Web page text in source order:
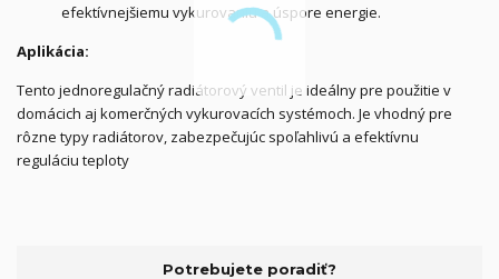
efektívnejšiemu vykurovaniu a úspore energie.
Aplikácia:
Tento jednoregulačný radiátorový ventil je ideálny pre použitie v
domácich aj komerčných vykurovacích systémoch. Je vhodný pre
rôzne typy radiátorov, zabezpečujúc spoľahlivú a efektívnu
reguláciu teploty
Potrebujete poradiť?